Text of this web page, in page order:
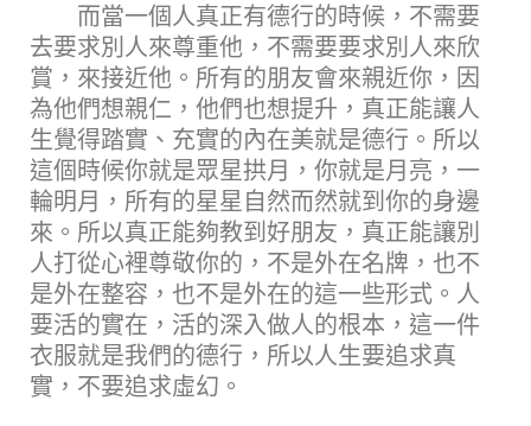
而當一個人真正有德行的時候，不需要
去要求別人來尊重他，不需要要求別人來欣
賞，來接近他。所有的朋友會來親近你，因
為他們想親仁，他們也想提升，真正能讓人
生覺得踏實、充實的內在美就是德行。所以
這個時候你就是眾星拱月，你就是月亮，一
輪明月，所有的星星自然而然就到你的身邊
來。所以真正能夠教到好朋友，真正能讓別
人打從心裡尊敬你的，不是外在名牌，也不
是外在整容，也不是外在的這一些形式。人
要活的實在，活的深入做人的根本，這一件
衣服就是我們的德行，所以人生要追求真
實，不要追求虛幻。